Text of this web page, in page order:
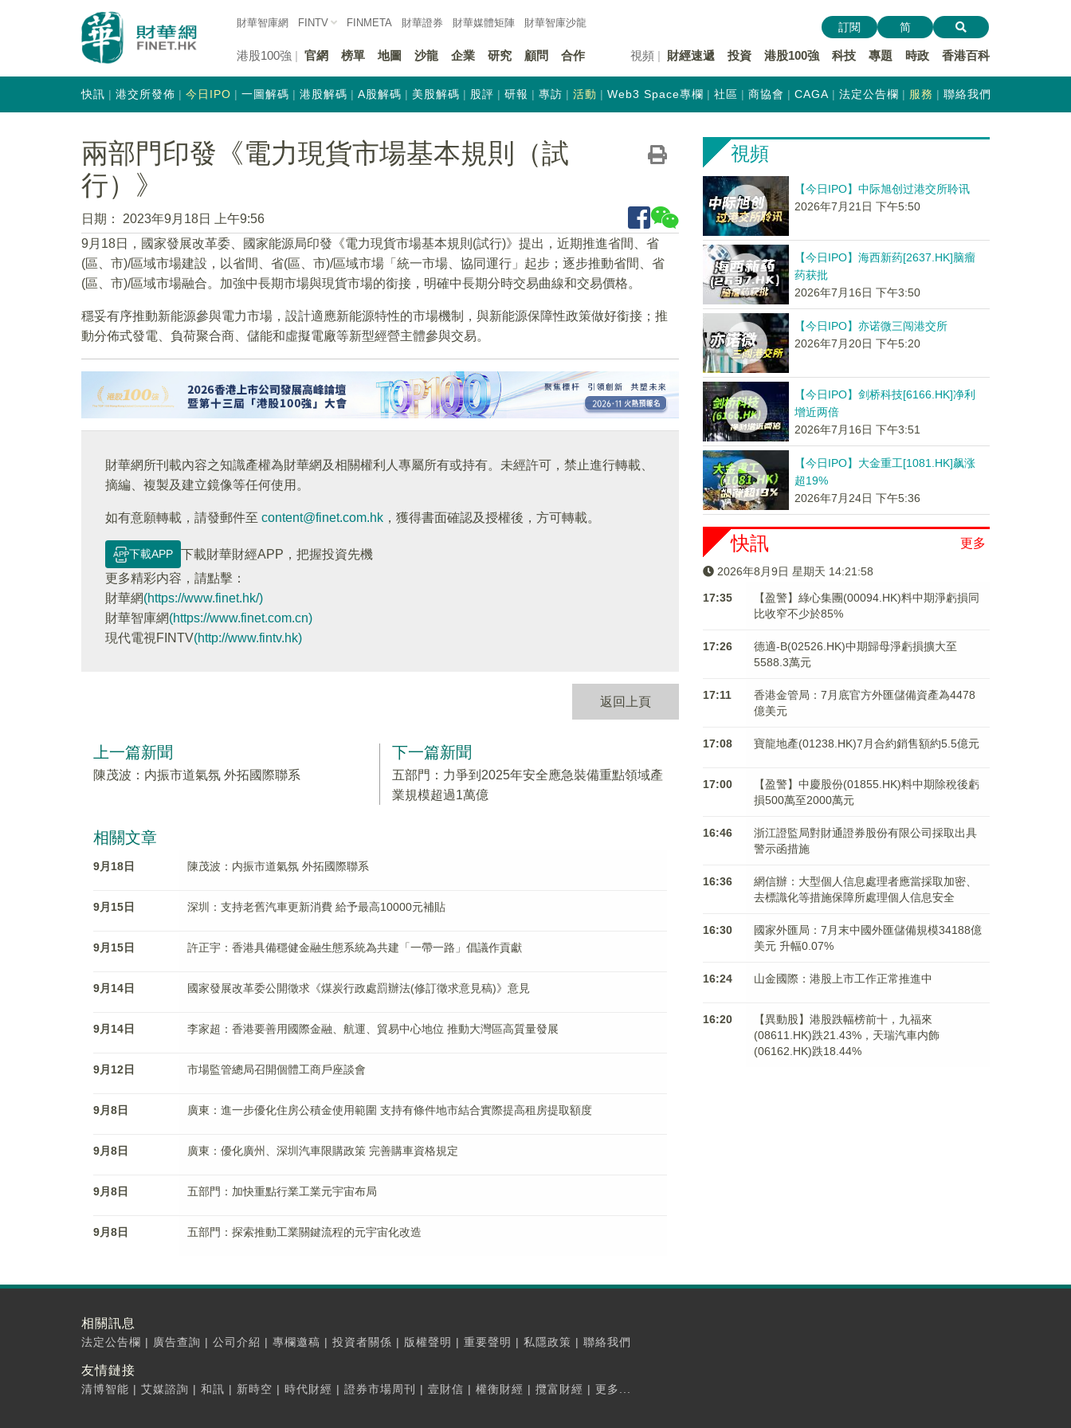
財華智庫網 FINTV FINMETA 財華證券 財華媒體矩陣 財華智庫沙龍
港股100強 官網 榜單 地圖 沙龍 企業 研究 顧問 合作 視頻 財經速遞 投資 港股100強 科技 專題 時政 香港百科
訂閱 简
快訊 港交所發佈 今日IPO 一圖解碼 港股解碼 A股解碼 美股解碼 股評 研報 專訪 活動 Web3 Space專欄 社區 商協會 CAGA 法定公告欄 服務 聯絡我們
兩部門印發《電力現貨市場基本規則（試
行）》
日期：
2023年9月18日 上午9:56
9月18日，國家發展改革委、國家能源局印發《電力現貨市場基本規則(試行)》提出，近期推進省間、省
(區、市)/區域市場建設，以省間、省(區、市)/區域市場「統一市場、協同運行」起步；逐步推動省間、省
(區、市)/區域市場融合。加強中長期市場與現貨市場的銜接，明確中長期分時交易曲線和交易價格。
穩妥有序推動新能源參與電力市場，設計適應新能源特性的市場機制，與新能源保障性政策做好銜接；推
動分佈式發電、負荷聚合商、儲能和虛擬電廠等新型經營主體參與交易。
財華網所刊載內容之知識產權為財華網及相關權利人專屬所有或持有。未經許可，禁止進行轉載、
摘編、複製及建立鏡像等任何使用。
如有意願轉載，請發郵件至 content@finet.com.hk ，獲得書面確認及授權後，方可轉載。
下載APP
下載財華財經APP，把握投資先機
更多精彩内容，請點擊：
財華網(https://www.finet.hk/)
財華智庫網(https://www.finet.com.cn)
現代電視FINTV(http://www.fintv.hk)
返回上頁
上一篇新聞
陳茂波：内振市道氣氛 外拓國際聯系
下一篇新聞
五部門：力爭到2025年安全應急裝備重點領域產
業規模超過1萬億
相關文章
9月18日 陳茂波：内振市道氣氛 外拓國際聯系
9月15日 深圳：支持老舊汽車更新消費 給予最高10000元補貼
9月15日 許正宇：香港具備穩健金融生態系統為共建「一帶一路」倡議作貢獻
9月14日 國家發展改革委公開徵求《煤炭行政處罰辦法(修訂徵求意見稿)》意見
9月14日 李家超：香港要善用國際金融、航運、貿易中心地位 推動大灣區高質量發展
9月12日 市場監管總局召開個體工商戶座談會
9月8日 廣東：進一步優化住房公積金使用範圍 支持有條件地市結合實際提高租房提取額度
9月8日 廣東：優化廣州、深圳汽車限購政策 完善購車資格規定
9月8日 五部門：加快重點行業工業元宇宙布局
9月8日 五部門：探索推動工業關鍵流程的元宇宙化改造
視頻
【今日IPO】中际旭创过港交所聆讯
2026年7月21日 下午5:50
【今日IPO】海西新药[2637.HK]脑瘤
药获批
2026年7月16日 下午3:50
【今日IPO】亦诺微三闯港交所
2026年7月20日 下午5:20
【今日IPO】剑桥科技[6166.HK]净利
增近两倍
2026年7月16日 下午3:51
【今日IPO】大金重工[1081.HK]飙涨
超19%
2026年7月24日 下午5:36
更多
快訊
2026年8月9日 星期天 14:21:59
17:35
【盈警】綠心集團(00094.HK)料中期淨虧損同
比收窄不少於85%
17:26
德適-B(02526.HK)中期歸母淨虧損擴大至
5588.3萬元
17:11
香港金管局：7月底官方外匯儲備資產為4478
億美元
17:08 寶龍地產(01238.HK)7月合約銷售額約5.5億元
17:00
【盈警】中慶股份(01855.HK)料中期除稅後虧
損500萬至2000萬元
16:46
浙江證監局對財通證券股份有限公司採取出具
警示函措施
16:36
網信辦：大型個人信息處理者應當採取加密、
去標識化等措施保障所處理個人信息安全
16:30
國家外匯局：7月末中國外匯儲備規模34188億
美元 升幅0.07%
16:24 山金國際：港股上市工作正常推進中
16:20
【異動股】港股跌幅榜前十，九福來
(08611.HK)跌21.43%，天瑞汽車内飾
(06162.HK)跌18.44%
相關訊息
法定公告欄 | 廣告查詢 | 公司介紹 | 專欄邀稿 | 投資者關係 | 版權聲明 | 重要聲明 | 私隱政策 | 聯絡我們
友情鏈接
清博智能 | 艾媒諮詢 | 和訊 | 新時空 | 時代財經 | 證券市場周刊 | 壹財信 | 權衡財經 | 攬富財經 | 更多...